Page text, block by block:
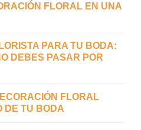
FLORAL EN UNA
PARA TU BODA:
DEBES PASAR POR
FLORAL
DE TU BODA